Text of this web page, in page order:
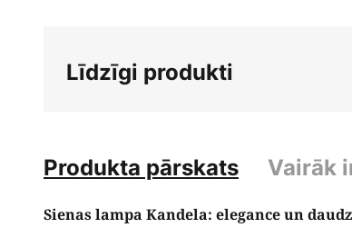
Līdzīgi produkti
Produkta pārskats Vairāk
Sienas lampa Kandela: elegance un